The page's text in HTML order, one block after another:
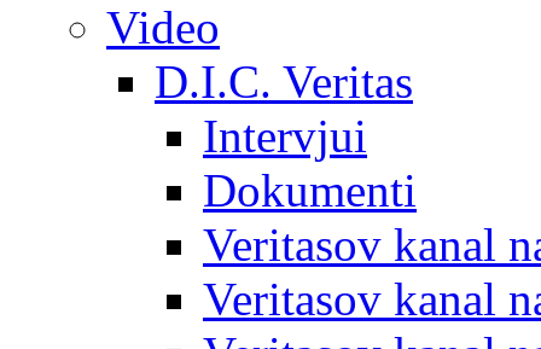
Video
D.I.C. Veritas
Intervjui
Dokumenti
Veritasov kanal
Veritasov kanal